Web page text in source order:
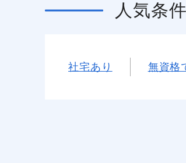
人気条件
社宅あり 無資格